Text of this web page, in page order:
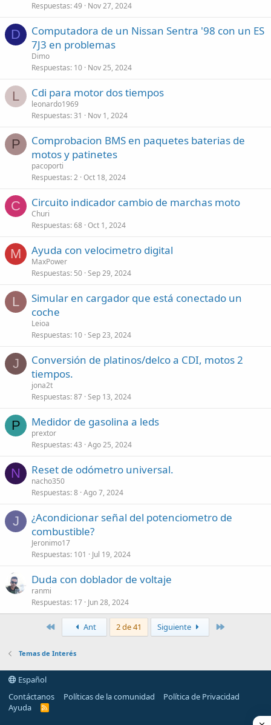
Respuestas 49 Nov 27, 2024
D
Computadora de un Nissan Sentra '98 con un ES
7J3 en problemas
Dimo
Respuestas 10 Nov 25, 2024
L Cdi para motor dos tiempos
leonardo1969
Respuestas 31 Nov 1, 2024
P
Comprobacion BMS en paquetes baterias de
motos y patinetes
pacoporti
Respuestas 2 Oct 18, 2024
C Circuito indicador cambio de marchas moto
Churi
Respuestas 68 Oct 1, 2024
M Ayuda con velocimetro digital
MaxPower
Respuestas 50 Sep 29, 2024
L
Simular en cargador que está conectado un
coche
Leioa
Respuestas 10 Sep 23, 2024
J
Conversión de platinos/delco a CDI, motos 2
tiempos.
jona2t
Respuestas 87 Sep 13, 2024
P Medidor de gasolina a leds
prextor
Respuestas 43 Ago 25, 2024
N Reset de odómetro universal.
nacho350
Respuestas 8 Ago 7, 2024
J
¿Acondicionar señal del potenciometro de
combustible?
Jeronimo17
Respuestas 101 Jul 19, 2024
Duda con doblador de voltaje
ranmi
Respuestas 17 Jun 28, 2024
PrimeroAnt 2 de 41 Siguiente
Temas de Interés
Español
Contáctanos
Políticas de la comunidad
Política de Privacidad
Ayuda
R